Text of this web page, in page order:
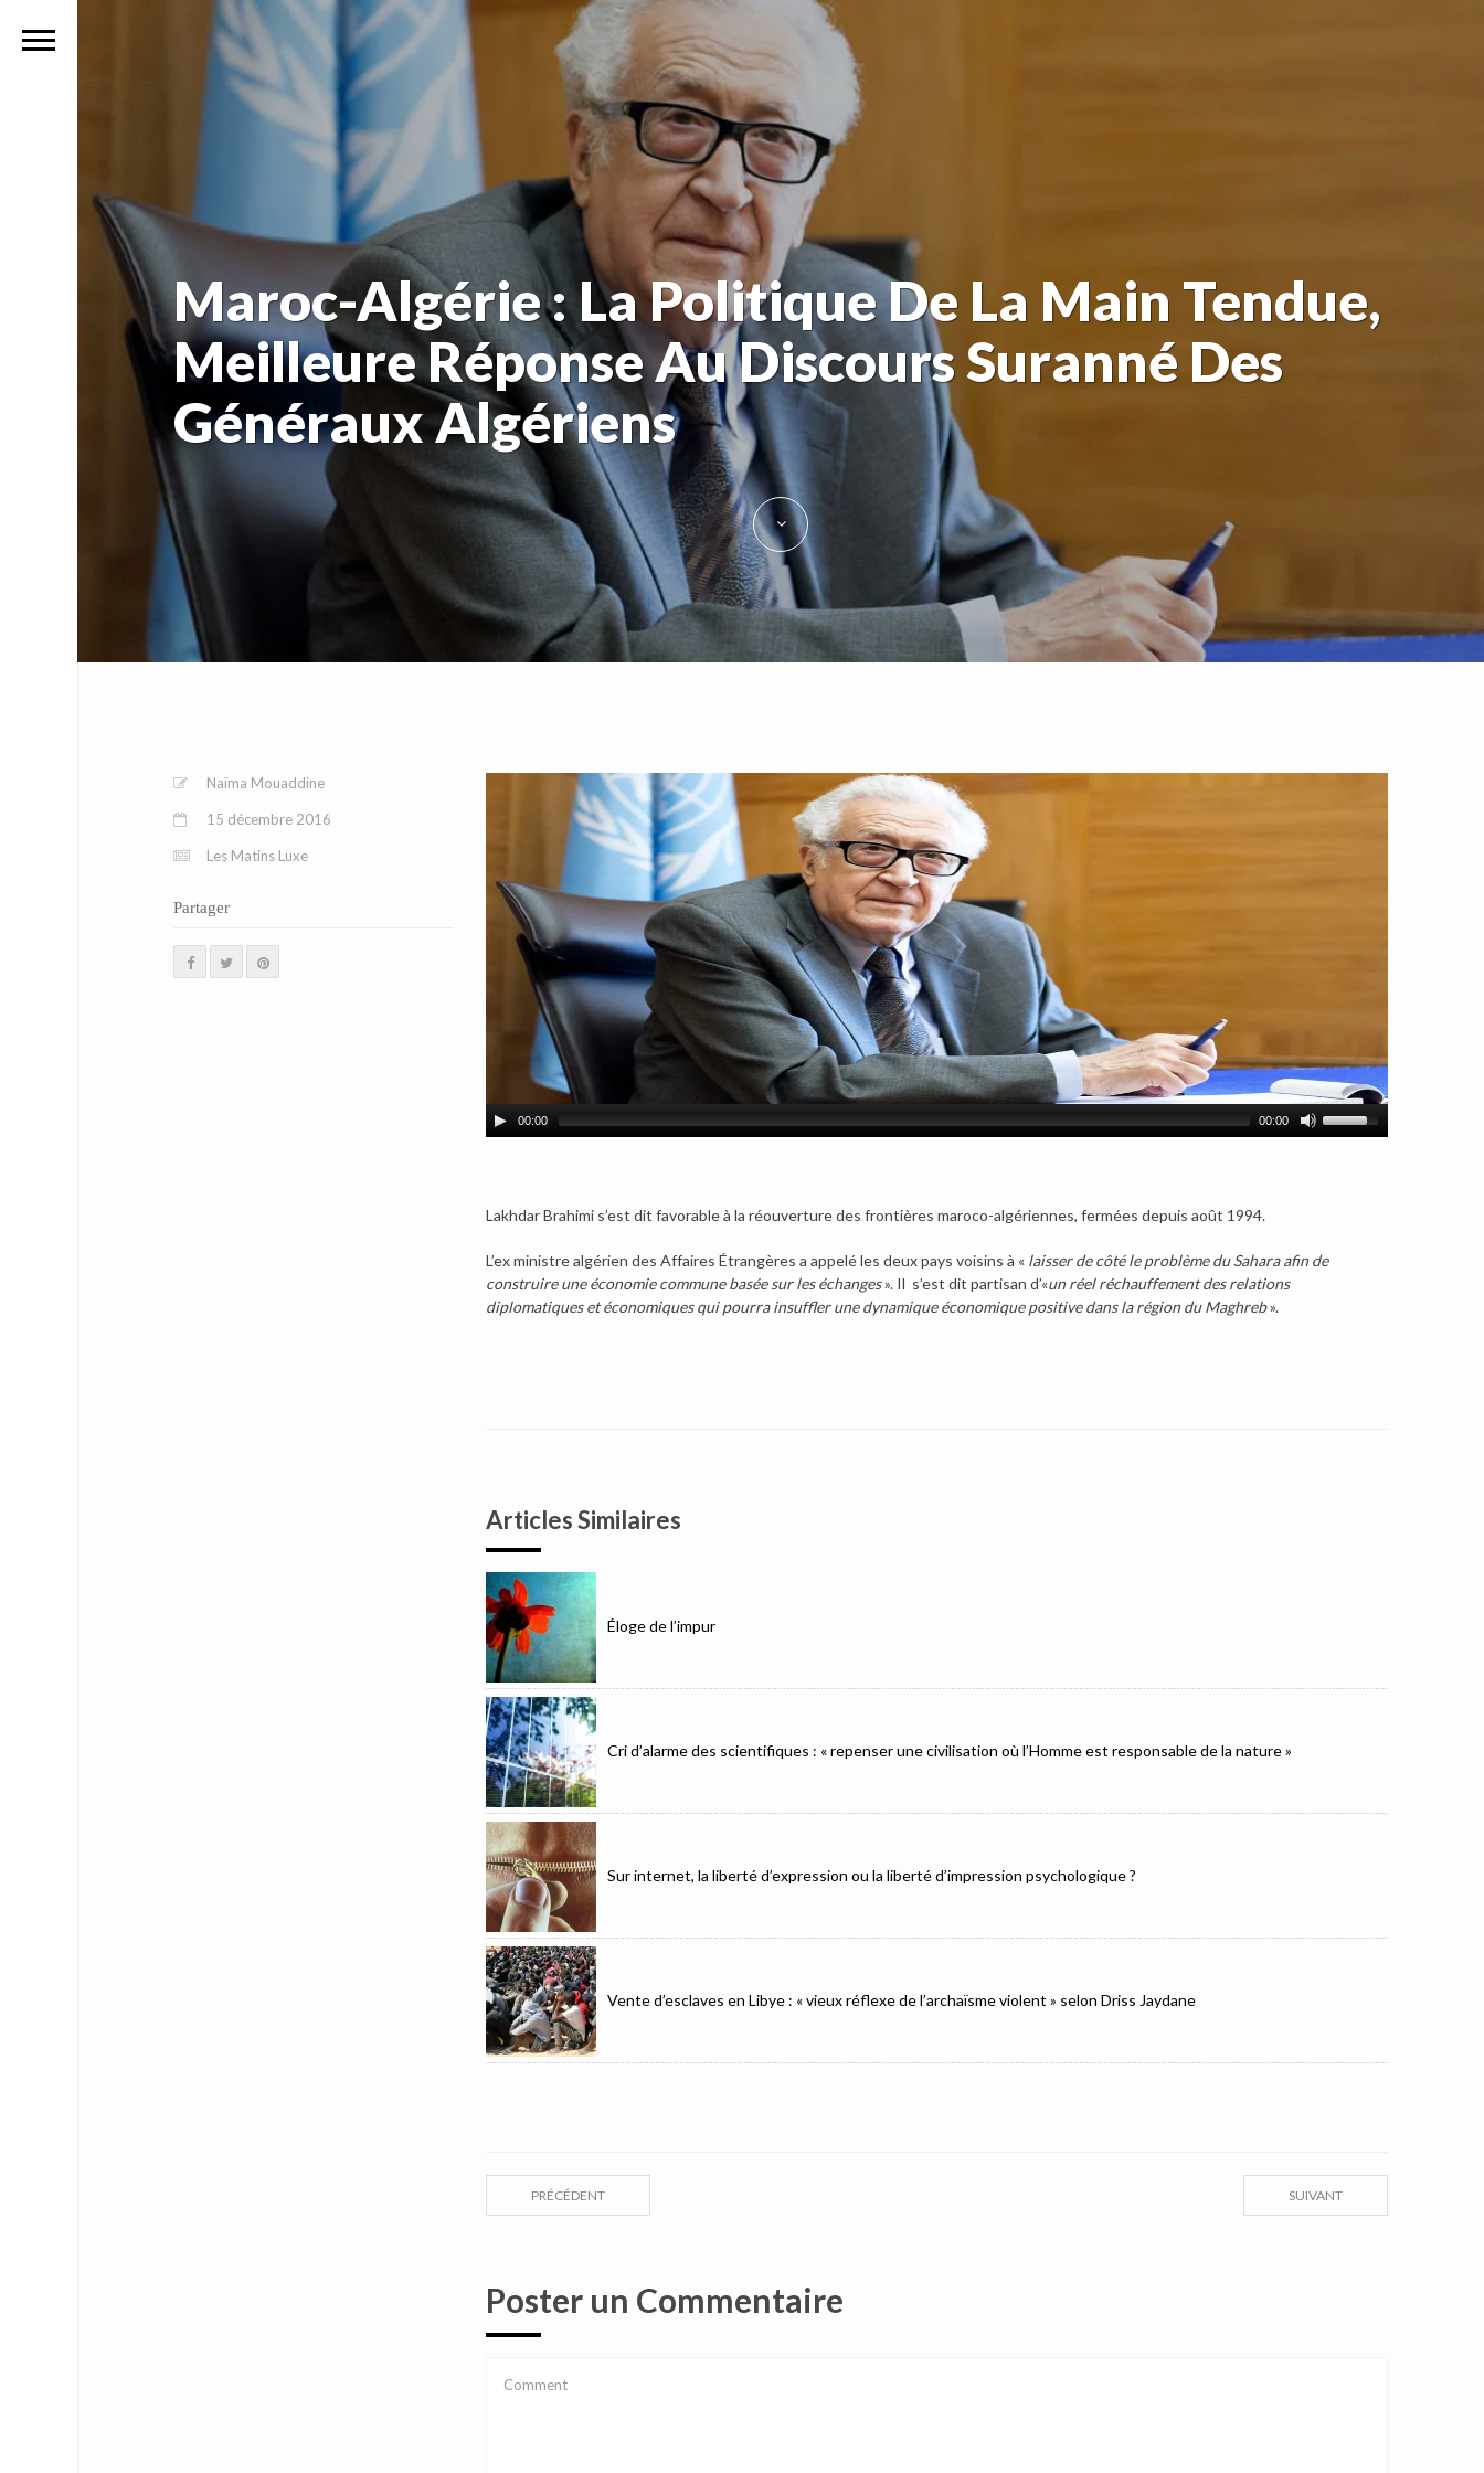
Maroc-Algérie : La Politique De La Main Tendue,
Meilleure Réponse Au Discours Suranné Des
Généraux Algériens
Naïma Mouaddine
15 décembre 2016
Les Matins Luxe
Partager
00:00 00:00
Lakhdar Brahimi s’est dit favorable à la réouverture des frontières maroco-algériennes, fermées depuis août 1994.
L’ex ministre algérien des Affaires Étrangères a appelé les deux pays voisins à « laisser de côté le problème du Sahara afin de
construire une économie commune basée sur les échanges». Il s’est dit partisan d’«un réel réchauffement des relations
diplomatiques et économiques qui pourra insuffler une dynamique économique positive dans la région du Maghreb».
Articles Similaires
Éloge de l’impur
Cri d’alarme des scientifiques : « repenser une civilisation où l’Homme est responsable de la nature »
Sur internet, la liberté d’expression ou la liberté d’impression psychologique ?
Vente d’esclaves en Libye : « vieux réflexe de l’archaïsme violent » selon Driss Jaydane
SUIVANT
PRÉCÉDENT
Poster un Commentaire